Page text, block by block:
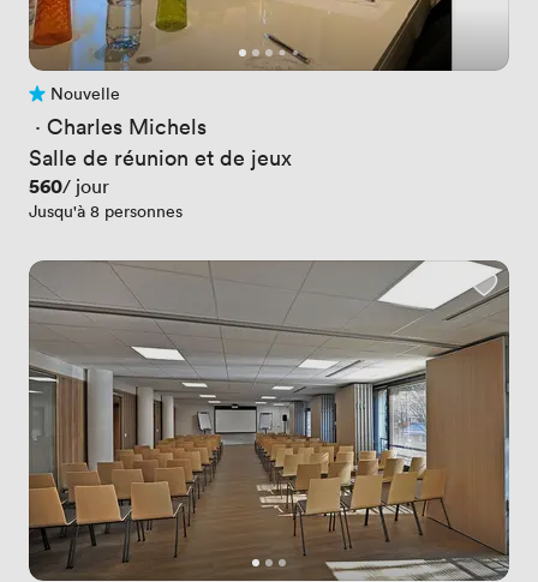
Pas encore d'avis
Nouvelle
· Charles Michels
Salle de réunion et de jeux
Prix
560/ jour
Jusqu'à 8 personnes